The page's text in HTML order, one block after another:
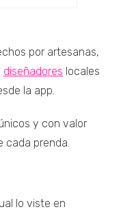
por artesanas,
diseñadores locales
la app.
y con valor
cada prenda.
lo viste en